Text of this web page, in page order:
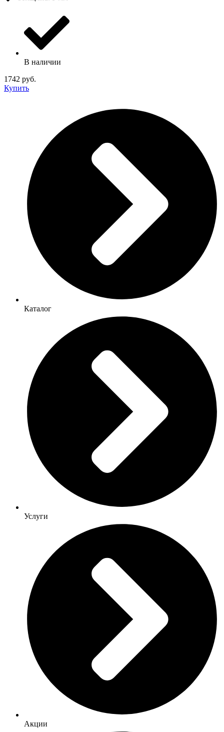
В наличии
1742 руб.
Купить
Каталог
Услуги
Акции